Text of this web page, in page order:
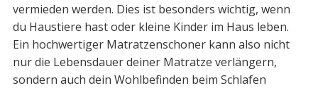
vermieden werden. Dies ist besonders wichtig, wenn
du Haustiere hast oder kleine Kinder im Haus leben.
Ein hochwertiger Matratzenschoner kann also nicht
nur die Lebensdauer deiner Matratze verlängern,
sondern auch dein Wohlbefinden beim Schlafen